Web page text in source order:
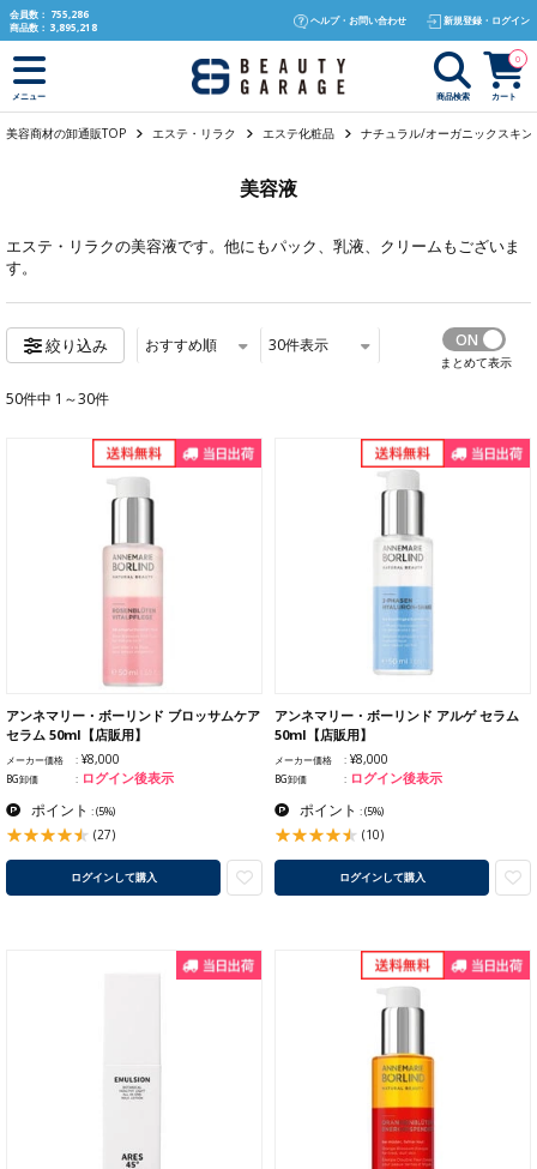
text.skipToContent
text.skipToNavigation
会員数： 755,286
商品数： 3,895,218
ヘルプ・お問い合わせ 新規登録・ログイン
メニュー 商品検索 カート
0
美容商材の卸通販TOP エステ・リラク エステ化粧品 ナチュラル/オーガニックスキン
美容液
エステ・リラクの美容液です。他にもパック、 乳液、 クリームもございま
す。
絞り込み おすすめ順 30件表示
まとめて表示
50件中 1～30件
アンネマリー・ボーリンド ブロッサムケア
セラム 50ml【店販用】
メーカー価格 ¥8,000
BG卸価 ログイン後表示
ポイント :(5%)
(27)
ログインして購入
アンネマリー・ボーリンド アルゲ セラム
50ml【店販用】
メーカー価格 ¥8,000
BG卸価 ログイン後表示
ポイント :(5%)
(10)
ログインして購入